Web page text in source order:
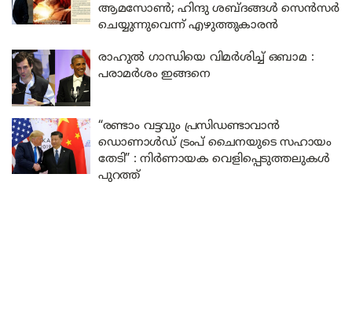
ആമസോൺ; ഹിന്ദു ശബ്ദങ്ങൾ സെൻസർ
ചെയ്യുന്നുവെന്ന് എഴുത്തുകാരൻ
രാഹുൽ ഗാന്ധിയെ വിമർശിച്ച് ഒബാമ :
പരാമർശം ഇങ്ങനെ
“രണ്ടാം വട്ടവും പ്രസിഡണ്ടാവാൻ
ഡൊണാൾഡ് ട്രംപ് ചൈനയുടെ സഹായം
തേടി” : നിർണായക വെളിപ്പെടുത്തലുകൾ
പുറത്ത്